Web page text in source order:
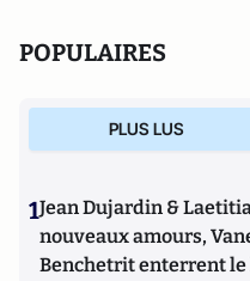
POPULAIRES
PLUS LUS
1Jean Dujardin &
nouveaux amours,
Benchetrit enterrent le